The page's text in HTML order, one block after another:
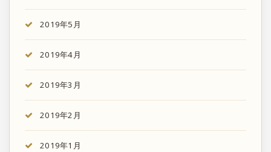
2019年5月
2019年4月
2019年3月
2019年2月
2019年1月